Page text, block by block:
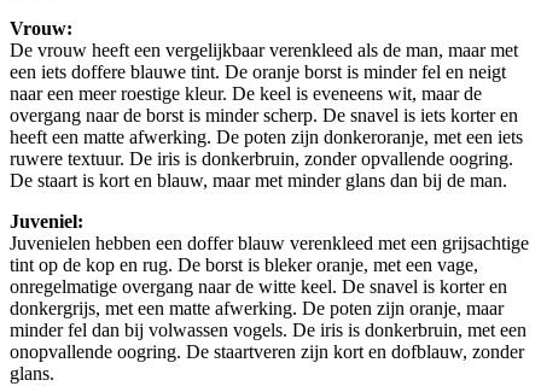
Vrouw:
De vrouw heeft een vergelijkbaar verenkleed als de man, maar met
een iets doffere blauwe tint. De oranje borst is minder fel en neigt
naar een meer roestige kleur. De keel is eveneens wit, maar de
overgang naar de borst is minder scherp. De snavel is iets korter en
heeft een matte afwerking. De poten zijn donkeroranje, met een iets
ruwere textuur. De iris is donkerbruin, zonder opvallende oogring.
De staart is kort en blauw, maar met minder glans dan bij de man.
Juveniel:
Juvenielen hebben een doffer blauw verenkleed met een grijsachtige
tint op de kop en rug. De borst is bleker oranje, met een vage,
onregelmatige overgang naar de witte keel. De snavel is korter en
donkergrijs, met een matte afwerking. De poten zijn oranje, maar
minder fel dan bij volwassen vogels. De iris is donkerbruin, met een
onopvallende oogring. De staartveren zijn kort en dofblauw, zonder
glans.